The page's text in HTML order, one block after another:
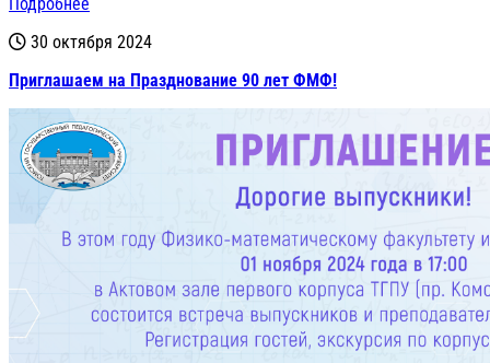
30 октября 2024
Приглашаем на Празднование 90 лет ФМФ!